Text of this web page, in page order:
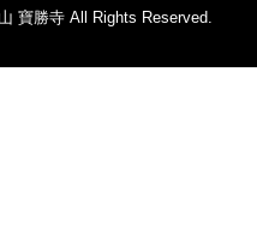
寶勝寺 All Rights Reserved.